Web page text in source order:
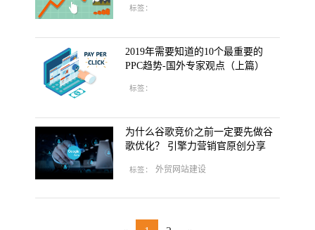
标签：
2019年需要知道的10个最重要的
PPC趋势-国外专家观点（上篇）
标签：
为什么谷歌竞价之前一定要先做谷
歌优化？ 引擎力营销官原创分享
标签： 外贸网站建设